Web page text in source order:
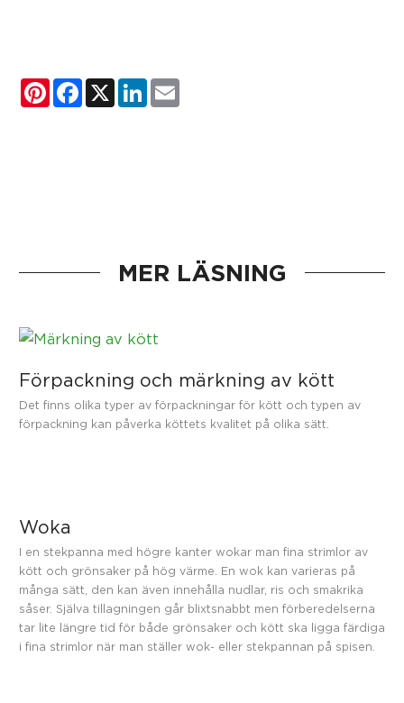
PinterestFacebook
X LinkedIn
MER LÄSNING
Förpackning och märkning av kött
Det finns olika typer av förpackningar för kött och typen av
förpackning kan påverka köttets kvalitet på olika sätt.
Woka
I en stekpanna med högre kanter wokar man fina strimlor av
kött och grönsaker på hög värme. En wok kan varieras på
många sätt, den kan även innehålla nudlar, ris och smakrika
såser. Själva tillagningen går blixtsnabbt men förberedelserna
tar lite längre tid för både grönsaker och kött ska ligga färdiga
i fina strimlor när man ställer wok- eller stekpannan på spisen.